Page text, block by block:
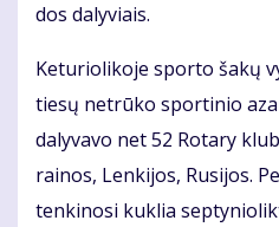
dos da­ly­viais.
Ke­tu­rio­li­ko­je spor­to ša­kų
tie­sų ne­trū­ko spor­ti­nio
da­ly­va­vo net 52 Ro­ta­ry
rai­nos, Len­ki­jos, Ru­si­jos.
ten­ki­no­si kuk­lia